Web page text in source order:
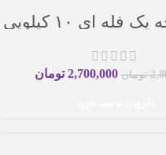
فله ای ۱۰ کیلویی
تومان 2,700,000 تومان